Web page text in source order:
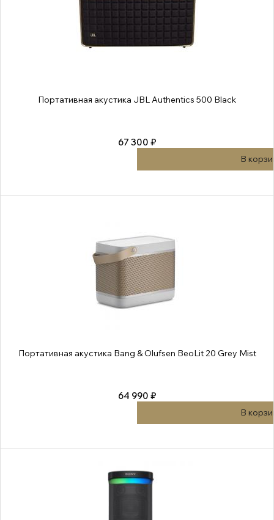
Портативная акустика JBL Authentics 500 Black
67 300 ₽
В
Портативная акустика Bang & Olufsen BeoLit 20 Grey Mist
64 990 ₽
В